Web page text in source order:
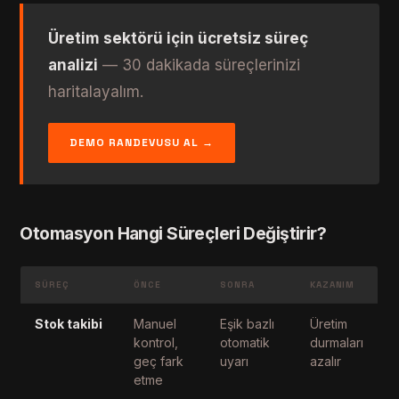
Üretim sektörü için ücretsiz süreç
analizi — 30 dakikada süreçlerinizi
haritalayalım.
DEMO RANDEVUSU AL →
Otomasyon Hangi Süreçleri Değiştirir?
SÜREÇ ÖNCE SONRA KAZANIM
Stok takibi
Manuel
kontrol,
geç fark
etme
Eşik bazlı
otomatik
uyarı
Üretim
durmaları
azalır